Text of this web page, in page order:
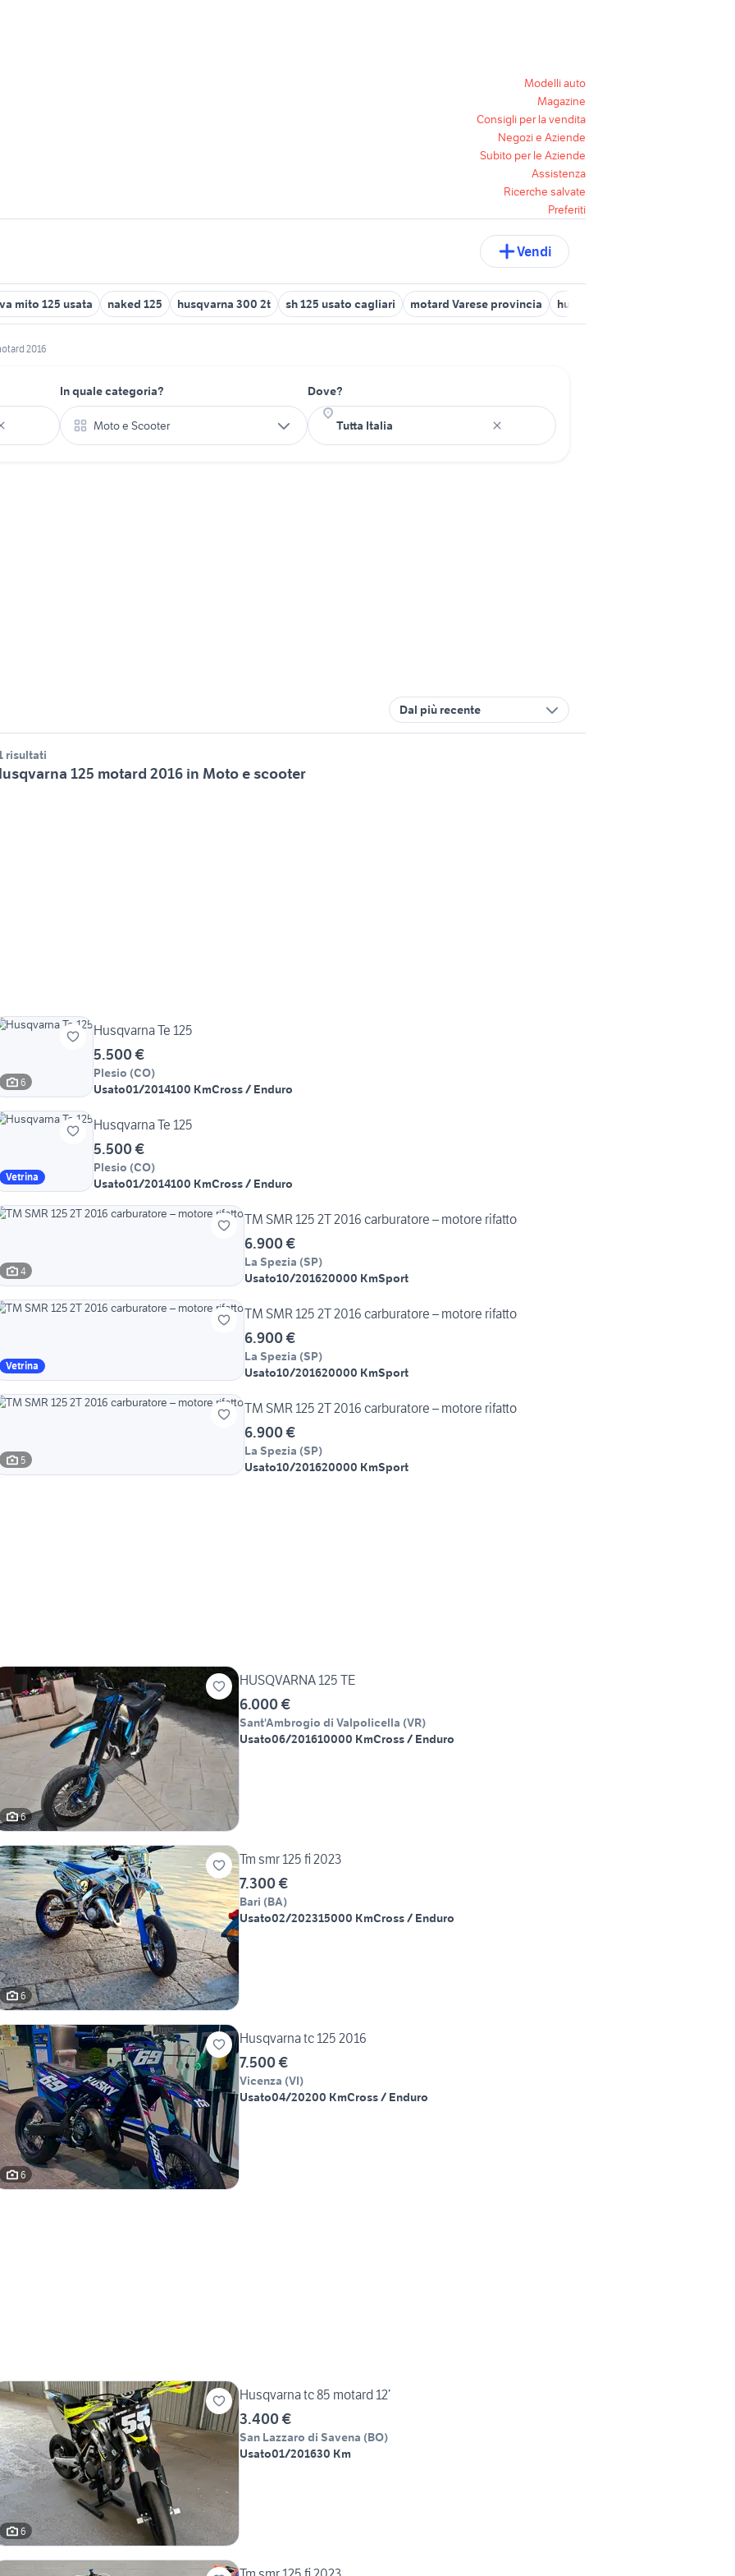
Modelli auto
Magazine
Consigli per la vendita
Negozi e Aziende
Subito per le Aziende
Assistenza
Ricerche salvate
Preferiti
Vendi
mito 125 usata naked 125 husqvarna 300 2t sh 125 usato cagliari motard Varese provincia husqvarna 50cc
2016
In quale categoria?
Moto e Scooter
Dove?
Dal più recente
risultati
125 motard 2016 in Moto e scooter
6
Husqvarna Te 125
5.500 €
Plesio (CO)
Usato01/2014100 KmCross / Enduro
Vetrina
Husqvarna Te 125
5.500 €
Plesio (CO)
Usato01/2014100 KmCross / Enduro
4
TM SMR 125 2T 2016 carburatore – motore rifatto
6.900 €
La Spezia (SP)
Usato10/201620000 KmSport
Vetrina
TM SMR 125 2T 2016 carburatore – motore rifatto
6.900 €
La Spezia (SP)
Usato10/201620000 KmSport
5
TM SMR 125 2T 2016 carburatore – motore rifatto
6.900 €
La Spezia (SP)
Usato10/201620000 KmSport
6
HUSQVARNA 125 TE
6.000 €
Sant'Ambrogio di Valpolicella (VR)
Usato06/201610000 KmCross / Enduro
6
Tm smr 125 fi 2023
7.300 €
Bari (BA)
Usato02/202315000 KmCross / Enduro
6
Husqvarna tc 125 2016
7.500 €
Vicenza (VI)
Usato04/20200 KmCross / Enduro
6
Husqvarna tc 85 motard 12’
3.400 €
San Lazzaro di Savena (BO)
Usato01/201630 Km